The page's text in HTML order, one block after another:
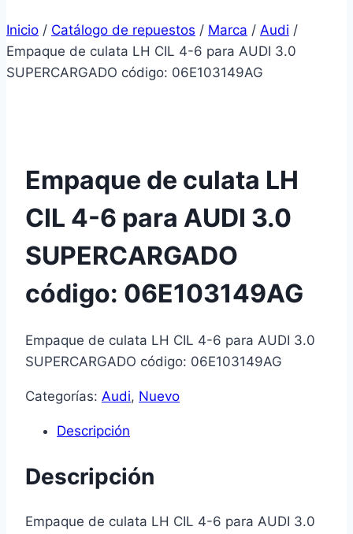
Inicio / Catálogo de repuestos / Marca / Audi /
Empaque de culata LH CIL 4-6 para AUDI 3.0
SUPERCARGADO código: 06E103149AG
Empaque de culata LH
CIL 4-6 para AUDI 3.0
SUPERCARGADO
código: 06E103149AG
Empaque de culata LH CIL 4-6 para AUDI 3.0
SUPERCARGADO código: 06E103149AG
Categorías: Audi, Nuevo
Descripción
Descripción
Empaque de culata LH CIL 4-6 para AUDI 3.0